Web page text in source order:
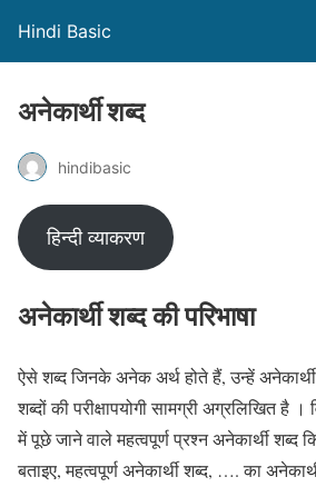
Hindi Basic
अनेकार्थी शब्द
hindibasic
हिन्दी व्याकरण
अनेकार्थी शब्द की परिभाषा
ऐसे शब्द जिनके अनेक अर्थ होते हैं, उन्हें
शब्दों की परीक्षापयोगी सामग्री अग्रलिखित है ।
में पूछे जाने वाले महत्वपूर्ण प्रश्नअनेकार्थी शब्द
बताइए, महत्वपूर्ण अनेकार्थी शब्द, …. का